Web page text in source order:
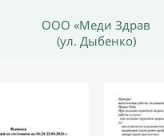
ООО «Меди Здрав
(ул. Дыбенко)